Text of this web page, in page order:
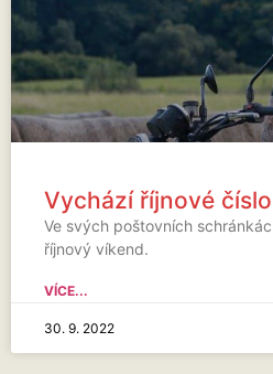
Vychází říjnové
Ve svých poštovních
říjnový víkend.
VÍCE...
30. 9. 2022